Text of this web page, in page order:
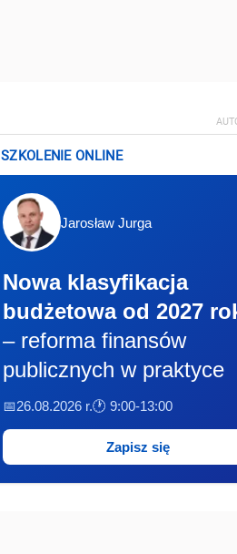
SZKOLENIE ONLINE
Jarosław Jurga
Nowa klasyfikacja
budżetowa od 2027
– reforma finansów
publicznych w praktyce
📅26.08.2026 r.🕐 9:00-13:00
Zapisz się